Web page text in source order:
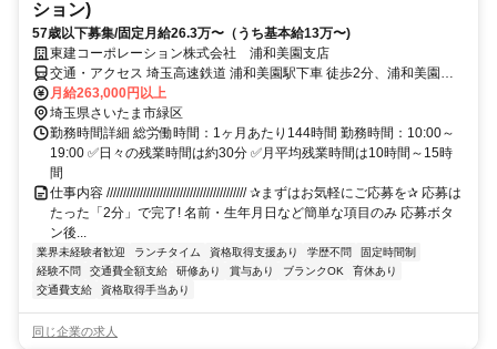
ション)
57歳以下募集/固定月給26.3万〜（うち基本給13万〜)
東建コーポレーション株式会社 浦和美園支店
交通・アクセス 埼玉高速鉄道 浦和美園駅下車 徒歩2分、浦和美園駅
下車 徒歩2分
月給263,000円以上
埼玉県さいたま市緑区
勤務時間詳細 総労働時間：1ヶ月あたり144時間 勤務時間：10:00～
19:00 ✅日々の残業時間は約30分 ✅月平均残業時間は10時間～15時
間
仕事内容 ////////////////////////////////////////// ✰まずはお気軽にご応募を✰ 応募は
たった「2分」で完了! 名前・生年月日など簡単な項目のみ 応募ボタ
ン後...
業界未経験者歓迎 ランチタイム 資格取得支援あり 学歴不問
固定時間制
経験不問
交通費全額支給 研修あり 賞与あり ブランクOK
育休あり
交通費支給
資格取得手当あり
同じ企業の求人